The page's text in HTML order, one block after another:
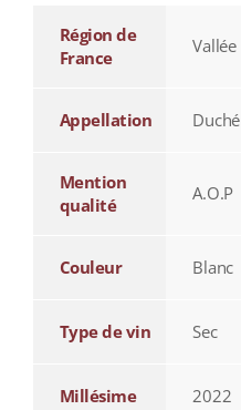
Région de
France
Appellation
Mention
qualité
A.O.P
Couleur Blanc
Type de vin Sec
Millésime 2022